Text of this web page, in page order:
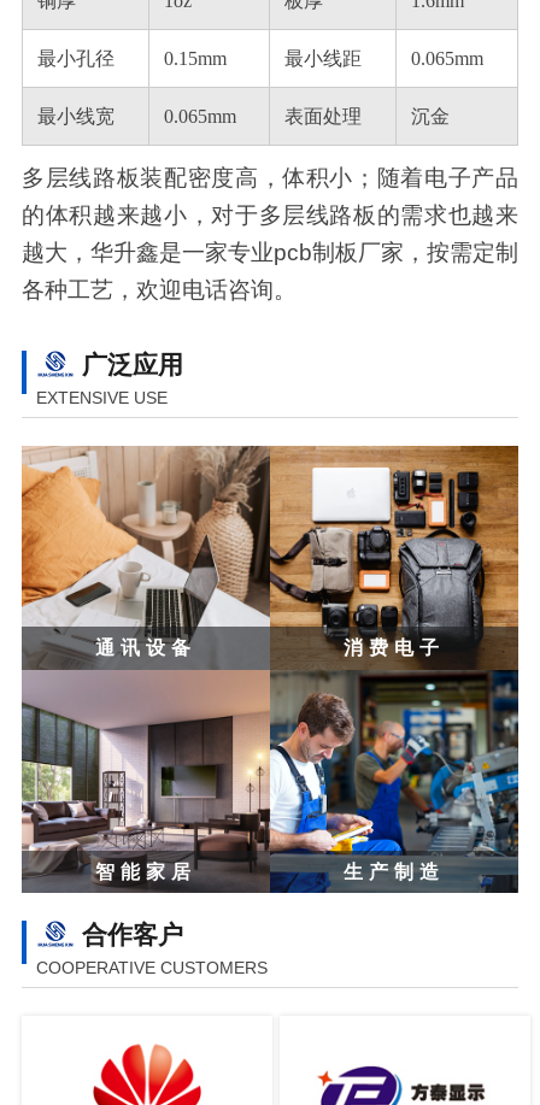
最小孔径 0.15mm 最小线距 0.065mm
最小线宽 0.065mm 表面处理 沉金
多层线路板装配密度高，体积小；随着电子产品
的体积越来越小，对于多层线路板的需求也越来
越大，华升鑫是一家专业pcb制板厂家，按需定制
各种工艺，欢迎电话咨询。
广泛应用
EXTENSIVE USE
通讯设备 消费电子
智能家居 生产制造
合作客户
COOPERATIVE CUSTOMERS